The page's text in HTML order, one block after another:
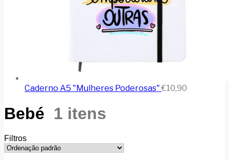
Caderno A5 "Mulheres Poderosas" €10,90
Bebé 1 itens
Filtros